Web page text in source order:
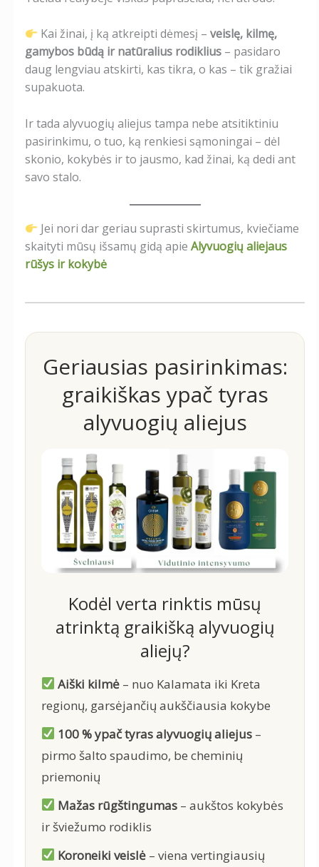
Kai žinai, į ką atkreipti dėmesį – veislę, kilmę,
gamybos būdą ir natūralius rodiklius– pasidaro
daug lengviau atskirti, kas tikra, o kas – tik gražiai
supakuota.
Ir tada alyvuogių aliejus tampa nebe atsitiktiniu
pasirinkimu, o tuo, ką renkiesi sąmoningai – dėl
skonio, kokybės ir to jausmo, kad žinai, ką dedi ant
savo stalo.
Jei nori dar geriau suprasti skirtumus, kviečiame
skaityti mūsų išsamų gidą apie Alyvuogių aliejaus
rūšys ir kokybė
Geriausias pasirinkimas:
graikiškas ypač tyras
alyvuogių aliejus
Kodėl verta rinktis mūsų
atrinktą graikišką alyvuogių
aliejų?
Aiški kilmė – nuo Kalamata iki Kreta
regionų, garsėjančių aukščiausia kokybe
100 % ypač tyras alyvuogių aliejus –
pirmo šalto spaudimo, be cheminių
priemonių
Mažas rūgštingumas – aukštos kokybės
ir šviežumo rodiklis
Koroneiki veislė – viena vertingiausių